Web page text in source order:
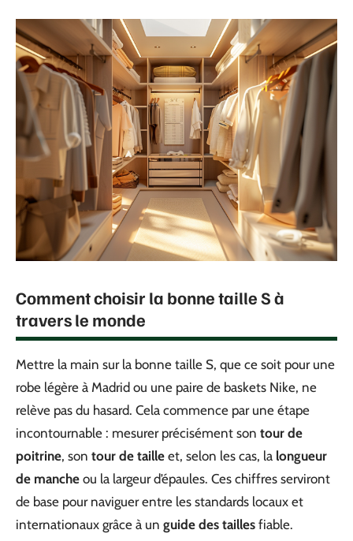
Comment choisir la bonne taille S à
travers le monde
Mettre la main sur la bonne taille S, que ce soit pour une
robe légère à Madrid ou une paire de baskets Nike, ne
relève pas du hasard. Cela commence par une étape
incontournable : mesurer précisément son tour de
poitrine, son tour de taille et, selon les cas, la longueur
de manche ou la largeur d’épaules. Ces chiffres serviront
de base pour naviguer entre les standards locaux et
internationaux grâce à un guide des tailles fiable.